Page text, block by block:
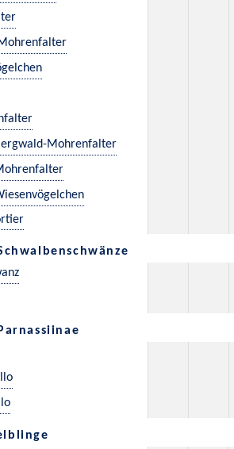
Mohrenfalter